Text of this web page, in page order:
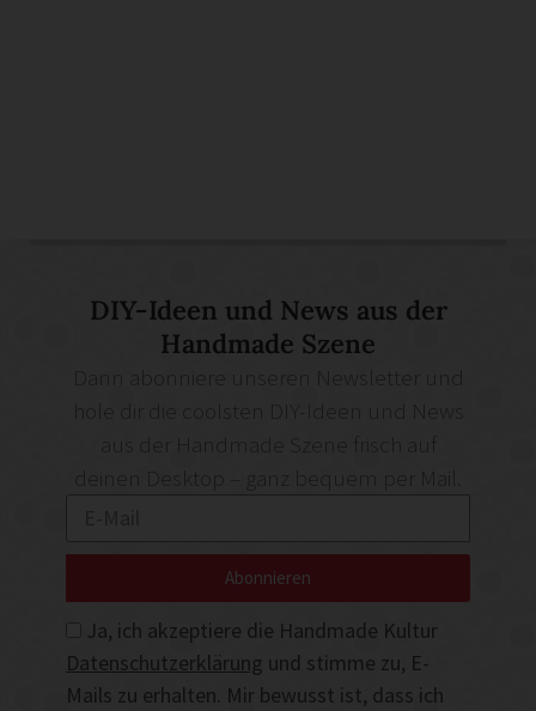
DIY-Ideen und News aus der
Handmade Szene
deinen Desktop – ganz bequem per Mail.
Ja, ich akzeptiere die Handmade Kultur
Datenschutzerklärung und stimme zu, E-
Mails zu erhalten. Mir bewusst ist, dass ich
Abonnieren